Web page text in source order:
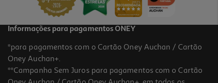
Informações para pagamentos ONEY
*para pagamentos com o Cartão Oney Auchan / Cartão
Oney Auchan+.
**Campanha Sem Juros para pagamentos com o Cartão